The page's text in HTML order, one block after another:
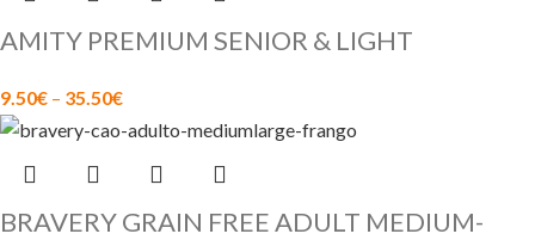
AMITY PREMIUM SENIOR & LIGHT
9.50€ – 35.50€
BRAVERY GRAIN FREE ADULT MEDIUM-